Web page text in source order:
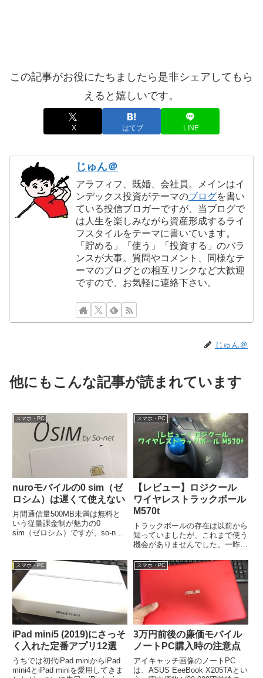
この記事がお役にたちましたら是非シェアしてもら
えると嬉しいです。
X はてブ LINE
じゅん＠
アラフィフ、既婚、会社員。メインはイ
ンデックス投資がテーマのブログを書い
ている投信ブロガーですが、当ブログで
は人生を楽しみながら資産形成するライ
フスタイルをテーマに書いています。
「貯める」「使う」「投資する」のバラ
ンスが大事。質問やコメント、同様なテ
ーマのブログとの相互リンクなど大歓迎
ですので、お気軽に連絡下さい。
じゅん＠
他にもこんな記事が読まれています
スマホ・PC
nuroモバイルの0 sim（ゼ
ロシム）は遅くて使えない
月間通信量500MB未満は無料と
いう従量課金制が魅力の0
sim（ゼロシム）ですが、so-net
っ...
スマホ・PC
【レビュー】ロジクール
ワイヤレストラックボール
M570t
トラックボールの存在は以前から
知っていましたが、これまで使う
機会がありませんでした。一昨年
ら、カーソルの移動距離が増えた
事で手首の違...
スマホ・PC
iPad mini5 (2019)にさっそ
く入れた定番アプリ12選
うちでは初代iPad miniからiPad
mini4とiPad miniを愛用してきま
スマホ・PC
3万円前後の廉価モバイル
ノートPC購入時の注意点
アイキャッチ画像のノートPC
は、ASUS EeeBook X205TAとい